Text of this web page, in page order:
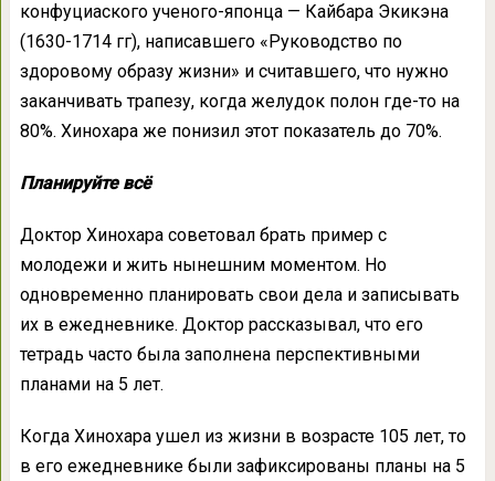
конфуциаского ученого-японца — Кайбара Экикэна
(1630-1714 гг), написавшего «Руководство по
здоровому образу жизни» и считавшего, что нужно
заканчивать трапезу, когда желудок полон где-то на
80%. Хинохара же понизил этот показатель до 70%.
Планируйте всё
Доктор Хинохара советовал брать пример с
молодежи и жить нынешним моментом. Но
одновременно планировать свои дела и записывать
их в ежедневнике. Доктор рассказывал, что его
тетрадь часто была заполнена перспективными
планами на 5 лет.
Когда Хинохара ушел из жизни в возрасте 105 лет, то
в его ежедневнике были зафиксированы планы на 5